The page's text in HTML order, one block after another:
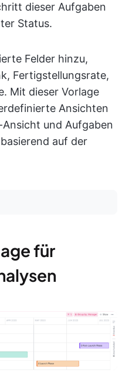
dieser Aufgaben
Status.
Felder hinzu,
Fertigstellungsrate,
Mit dieser Vorlage
Ansichten
und Aufgaben
auf der
für